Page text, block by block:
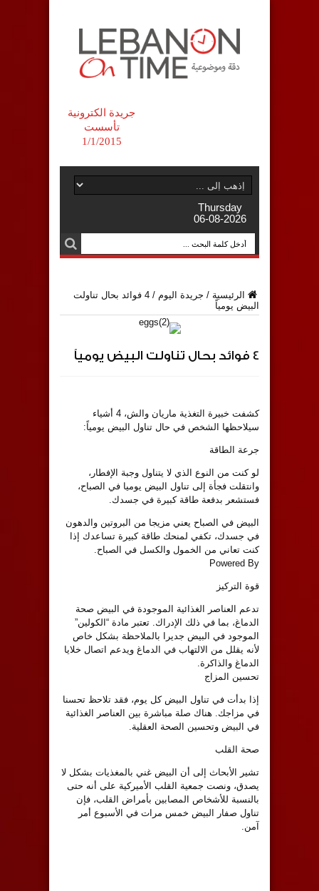
جريدة الكترونية
تأسست
1/1/2015
Thursday
06-08-2026
الرئيسية / جريدة اليوم /
4 فوائد بحال تناولت
البيض يومياً
4 فوائد بحال تناولت البيض يومياً
كشفت خبيرة التغذية ماريان والش، 4 أشياء
سيلاحظها الشخص في حال تناول البيض يومياً:
جرعة الطاقة
لو كنت من النوع الذي لا يتناول وجبة الإفطار،
وانتقلت فجأة إلى تناول البيض يوميا في الصباح،
فستشعر بدفعة طاقة كبيرة في جسدك.
البيض في الصباح يعني مزيجا من البروتين والدهون
في جسدك، تكفي لمنحك طاقة كبيرة تساعدك إذا
كنت تعاني من الخمول والكسل في الصباح.
Powered By
قوة التركيز
تدعم العناصر الغذائية الموجودة في البيض صحة
الدماغ، بما في ذلك الإدراك. تعتبر مادة “الكولين”
الموجود في البيض جديرا بالملاحظة بشكل خاص
لأنه يقلل من الالتهاب في الدماغ ويدعم اتصال خلايا
الدماغ والذاكرة.
تحسين المزاج
إذا بدأت في تناول البيض كل يوم، فقد تلاحظ تحسنا
في مزاجك. هناك صلة مباشرة بين العناصر الغذائية
في البيض وتحسين الصحة العقلية.
صحة القلب
تشير الأبحاث إلى أن البيض غني بالمغذيات بشكل لا
يصدق، ونصت جمعية القلب الأميركية على أنه حتى
بالنسبة للأشخاص المصابين بأمراض القلب، فإن
تناول صفار البيض خمس مرات في الأسبوع أمر
آمن.